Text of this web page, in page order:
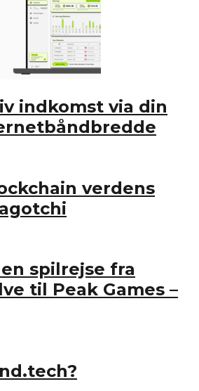
indkomst via din
verdens
spilrejse fra
til Peak Games –